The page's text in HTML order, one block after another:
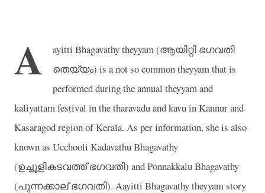
A ayitti Bhagavathy theyyam (ആയിറ്റി ഭഗവതി
തെയ്യം) is a not so common theyyam that is
performed during the annual theyyam and
kaliyattam festival in the tharavadu and kavu in Kannur and
Kasaragod region of Kerala. As per information, she is also
known as Ucchooli Kadavathu Bhagavathy
(ഉച്ചൂളികടവത്ത് ഭഗവതി) and Ponnakkalu Bhagavathy
(പുന്നക്കാല് ഭഗവതി). Aayitti Bhagavathy theyyam story